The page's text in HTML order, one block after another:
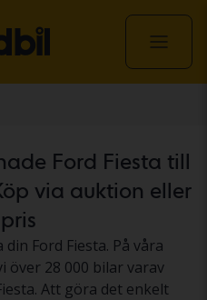
Ford Fiesta till
via auktion eller
Ford Fiesta. På våra
över 28 000 bilar varav
Att göra det enkelt